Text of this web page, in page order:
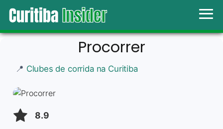
Procorrer
📍 Clubes de corrida na Curitiba
8.9